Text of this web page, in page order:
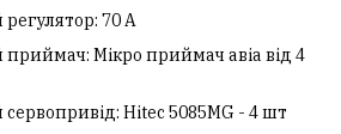
70 A
Мікро приймач авіа від 4
Hitec 5085MG - 4 шт